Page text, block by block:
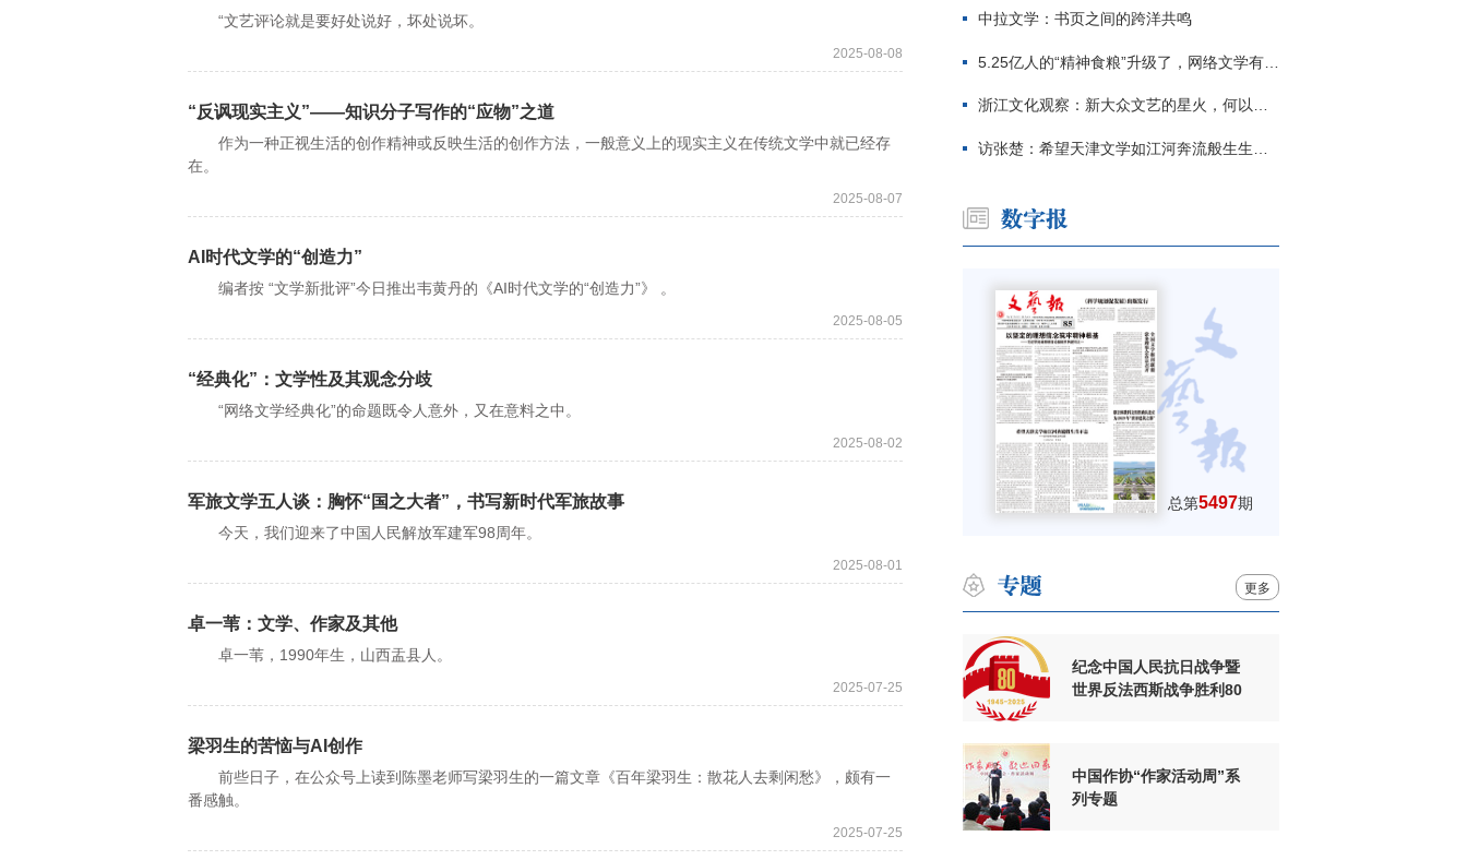
“文艺评论就是要好处说好，坏处说坏。
2025-08-08
“反讽现实主义”——知识分子写作的“应物”之道
作为一种正视生活的创作精神或反映生活的创作方法，一般意义上的现实主义在传统文学中就已经存
在。
2025-08-07
AI时代文学的“创造力”
编者按 “文学新批评”今日推出韦黄丹的《AI时代文学的“创造力”》 。
2025-08-05
“经典化”：文学性及其观念分歧
“网络文学经典化”的命题既令人意外，又在意料之中。
2025-08-02
军旅文学五人谈：胸怀“国之大者”，书写新时代军旅故事
今天，我们迎来了中国人民解放军建军98周年。
2025-08-01
卓一苇：文学、作家及其他
卓一苇，1990年生，山西盂县人。
2025-07-25
梁羽生的苦恼与AI创作
前些日子，在公众号上读到陈墨老师写梁羽生的一篇文章《百年梁羽生：散花人去剩闲愁》，颇有一
番感触。
2025-07-25
中拉文学：书页之间的跨洋共鸣
5.25亿人的“精神食粮”升级了，网络文学有了哪些新变化？
浙江文化观察：新大众文艺的星火，何以燎原？
访张楚：希望天津文学如江河奔流般生生不息
总第5497期
更多
纪念中国人民抗日战争暨
世界反法西斯战争胜利80
中国作协“作家活动周”系
列专题